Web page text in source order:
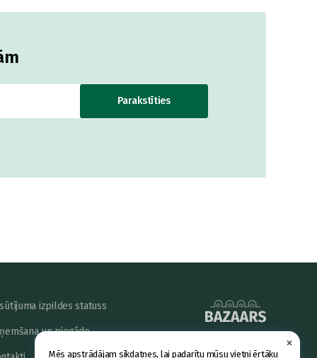
×
Mēs apstrādājam sīkdatnes, lai padarītu mūsu vietni ērtāku
Parakstīties
izpildes statuss
un piegāde